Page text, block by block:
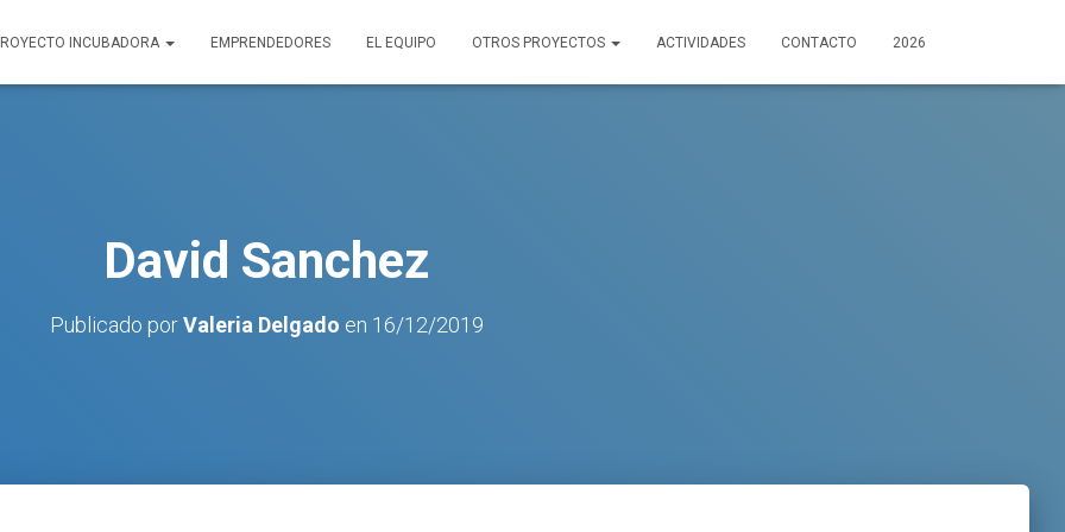
INCUBADORA EMPRENDEDORES EL EQUIPO OTROS PROYECTOS ACTIVIDADES CONTACTO 2026
David Sanchez
Publicado porValeria Delgado en 16/12/2019